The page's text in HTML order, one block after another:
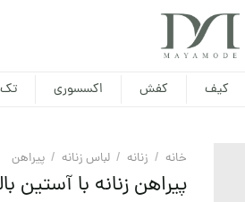
کیف کفش اکسسوری
خانه / زنانه / لباس زنانه / پيراهن
پیراهن زنانه با آستین